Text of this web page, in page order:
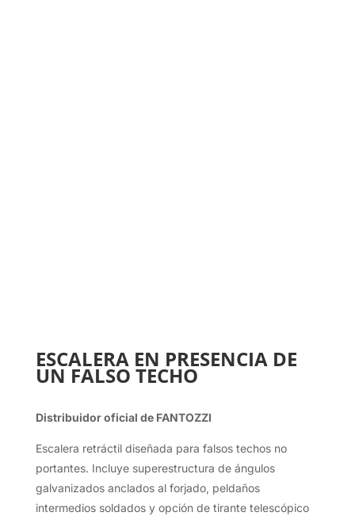
ESCALERA EN PRESENCIA DE
UN FALSO TECHO
Distribuidor oficial de FANTOZZI
Escalera retráctil diseñada para falsos techos no
portantes. Incluye superestructura de ángulos
galvanizados anclados al forjado, peldaños
intermedios soldados y opción de tirante telescópico